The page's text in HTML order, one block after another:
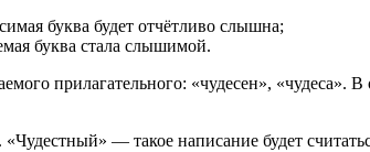
буква будет отчётливо слышна;
буква стала слышимой.
прилагательного: «чудесен», «чудеса».
. «Чудестный» — такое написание будет